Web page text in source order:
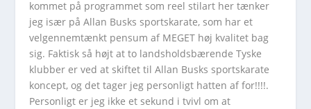
kommet på programmet som reel stilart her tænker
jeg især på Allan Busks sportskarate, som har et
velgennemtænkt pensum af MEGET høj kvalitet bag
sig. Faktisk så højt at to landsholdsbærende Tyske
klubber er ved at skiftet til Allan Busks sportskarate
koncept, og det tager jeg personligt hatten af for!!!!.
Personligt er jeg ikke et sekund i tvivl om at